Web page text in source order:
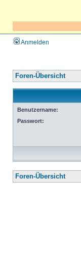
Anmelden
Foren-Übersicht
Benutzername:
Passwort:
Foren-Übersicht